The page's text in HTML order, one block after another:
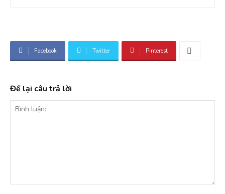
Facebook Twitter Pinterest
Để lại câu trả lời